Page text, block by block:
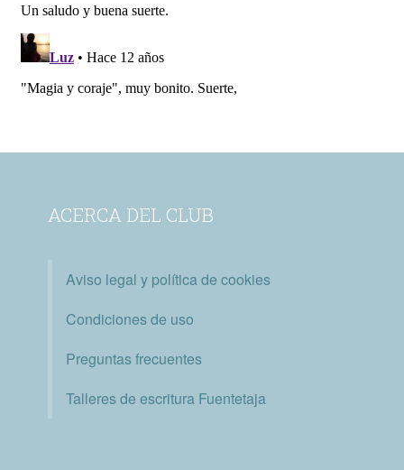
ACERCA DEL CLUB
Aviso legal y política de cookies
Condiciones de uso
Preguntas frecuentes
Talleres de escritura Fuentetaja